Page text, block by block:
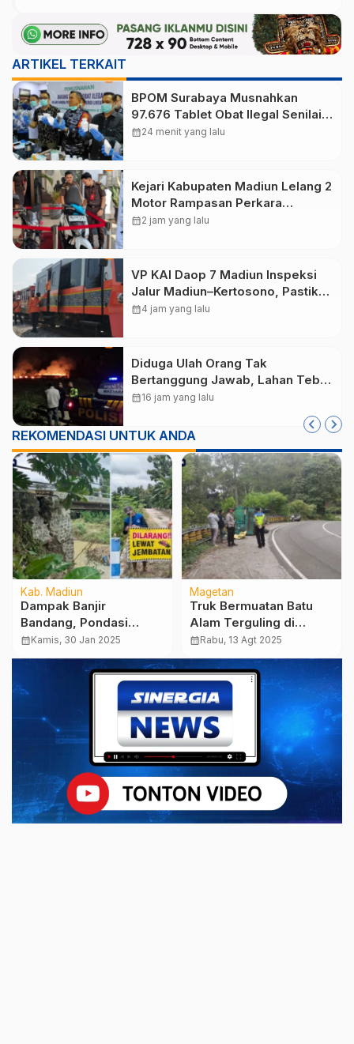
ARTIKEL TERKAIT
BPOM Surabaya Musnahkan
97.676 Tablet Obat Ilegal Senilai
Rp540 Juta, Cegah
calendar_month24 menit yang lalu
Kejari Kabupaten Madiun Lelang 2
Motor Rampasan Perkara
Inkracht, Penawaran Dibuka 11
calendar_month2 jam yang lalu
VP KAI Daop 7 Madiun Inspeksi
Jalur Madiun–Kertosono, Pastikan
Keselamatan Perjalanan Kereta
calendar_month4 jam yang lalu
Diduga Ulah Orang Tak
Bertanggung Jawab, Lahan Tebu
Seluas 2 Hektare di Plunturan
calendar_month16 jam yang lalu
REKOMENDASI UNTUK ANDA
Kab. Madiun
Dampak Banjir
Bandang, Pondasi
Jembatan Ngale
Ambles, Warga
Swadaya Lakukan
Perbaikan
calendar_monthKamis, 30 Jan 2025
Magetan
Truk Bermuatan Batu
Alam Terguling di
Tikungan Sarangan,
Pasutri Alami Luka
Serius
calendar_monthRabu, 13 Agt 2025